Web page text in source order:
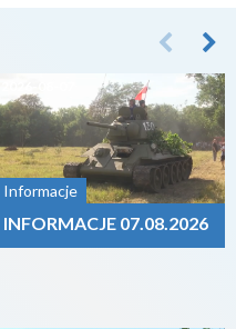
Informacje
INFORMACJE 07.08.2026